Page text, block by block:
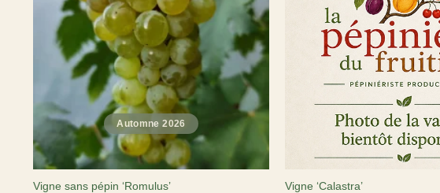
Vigne sans pépin ‘Romulus’ Vigne ‘Calastra’